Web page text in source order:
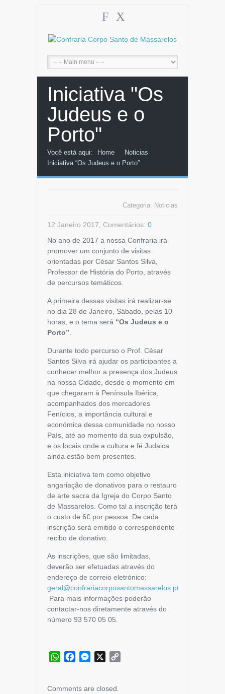
F X
Iniciativa "Os
Judeus e o
Porto"
Você está aqui: Home
Noticias
Iniciativa “Os Judeus e o Porto”
Categoria: Noticias
12 Janeiro 2017, Comentários: 0
No ano de 2017 a nossa Confraria irá
promover um conjunto de visitas
orientadas por César Santos Silva,
Professor de História do Porto, através
de percursos temáticos.
A primeira dessas visitas irá realizar-se
no dia 28 de Janeiro, Sábado, pelas 10
horas, e o tema será “Os Judeus e o
Porto”
Durante todo percurso o Prof. César
Santos Silva irá ajudar os participantes a
conhecer melhor a presença dos Judeus
na nossa Cidade, desde o momento em
que chegaram à Península Ibérica,
acompanhados dos mercadores
Fenícios, a importância cultural e
económica dessa comunidade no nosso
País, até ao momento da sua expulsão,
e os locais onde a cultura e fé Judaica
ainda estão bem presentes.
Esta iniciativa tem como objetivo
angariação de donativos para o restauro
de arte sacra da Igreja do Corpo Santo
de Massarelos. Como tal a inscrição terá
o custo de 6€ por pessoa. De cada
inscrição será emitido o correspondente
recibo de donativo.
As inscrições, que são limitadas,
deverão ser efetuadas através do
endereço de correio eletrónico:
geral@confrariacorposantomassarelos.pt
Para mais informações poderão
contactar-nos diretamente através do
número 93 570 05 05.
WhatsApp
FacebookMessenger
Comments are closed.